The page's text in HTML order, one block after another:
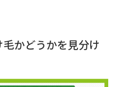
かどうかを見分け